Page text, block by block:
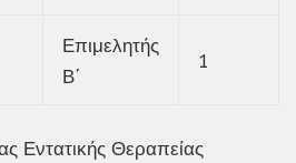
Επιμελητής
Β΄
1
Εντατικής Θεραπείας